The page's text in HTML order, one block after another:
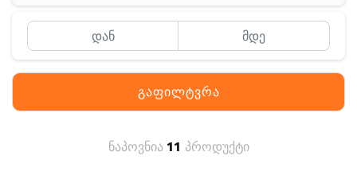
Off-Road
გაფილტვრა
ნაპოვნია11 პროდუქტი